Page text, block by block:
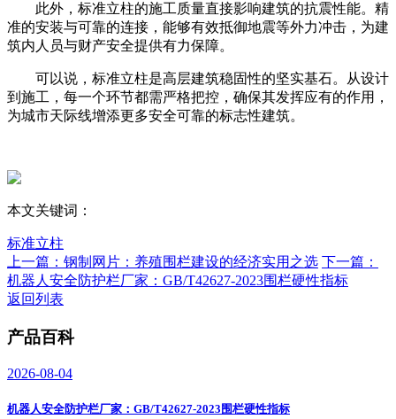
此外，标准立柱的施工质量直接影响建筑的抗震性能。精
准的安装与可靠的连接，能够有效抵御地震等外力冲击，为建
筑内人员与财产安全提供有力保障。
可以说，标准立柱是高层建筑稳固性的坚实基石。从设计
到施工，每一个环节都需严格把控，确保其发挥应有的作用，
为城市天际线增添更多安全可靠的标志性建筑。
本文关键词：
标准立柱
上一篇：钢制网片：养殖围栏建设的经济实用之选 下一篇：
机器人安全防护栏厂家：GB/T42627-2023围栏硬性指标
返回列表
产品百科
2026-08-04
机器人安全防护栏厂家：GB/T42627-2023围栏硬性指标